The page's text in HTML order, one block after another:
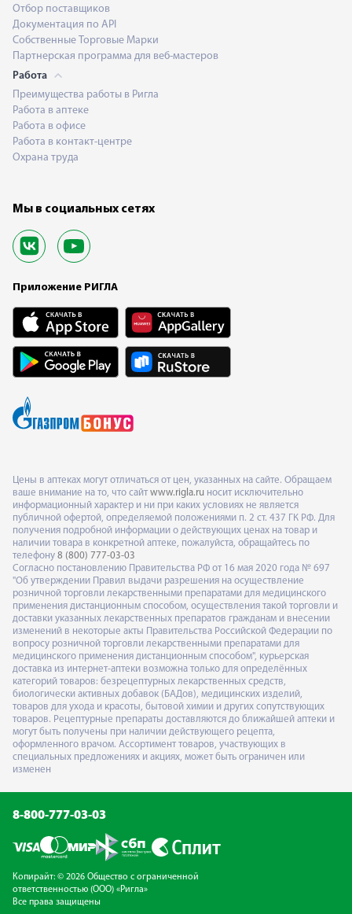
Отбор поставщиков
Документация по API
Собственные Торговые Марки
Партнерская программа для веб-мастеров
Работа
Преимущества работы в Ригла
Работа в аптеке
Работа в офисе
Работа в контакт-центре
Охрана труда
Мы в социальных сетях
Приложение РИГЛА
Цены в аптеках могут отличаться от цен, указанных на сайте. Обращаем
ваше внимание на то, что сайт www.rigla.ru носит исключительно
информационный характер и ни при каких условиях не является
публичной офертой, определяемой положениями п. 2 ст. 437 ГК РФ. Для
получения подробной информации о действующих ценах на товар и
наличии товара в конкретной аптеке, пожалуйста, обращайтесь по
телефону 8 (800) 777-03-03
Согласно постановлению Правительства РФ от 16 мая 2020 года № 697
"Об утверждении Правил выдачи разрешения на осуществление
розничной торговли лекарственными препаратами для медицинского
применения дистанционным способом, осуществления такой торговли и
доставки указанных лекарственных препаратов гражданам и внесении
изменений в некоторые акты Правительства Российской Федерации по
вопросу розничной торговли лекарственными препаратами для
медицинского применения дистанционным способом", курьерская
доставка из интернет-аптеки возможна только для определённых
категорий товаров: безрецептурных лекарственных средств,
биологически активных добавок (БАДов), медицинских изделий,
товаров для ухода и красоты, бытовой химии и других сопутствующих
товаров. Рецептурные препараты доставляются до ближайшей аптеки и
могут быть получены при наличии действующего рецепта,
оформленного врачом. Ассортимент товаров, участвующих в
специальных предложениях и акциях, может быть ограничен или
изменен
8-800-777-03-03
Копирайт: © 2026 Общество с ограниченной
ответственностью (ООО) «Ригла»
Все права защищены